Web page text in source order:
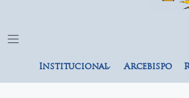
Institucional Arcebispo